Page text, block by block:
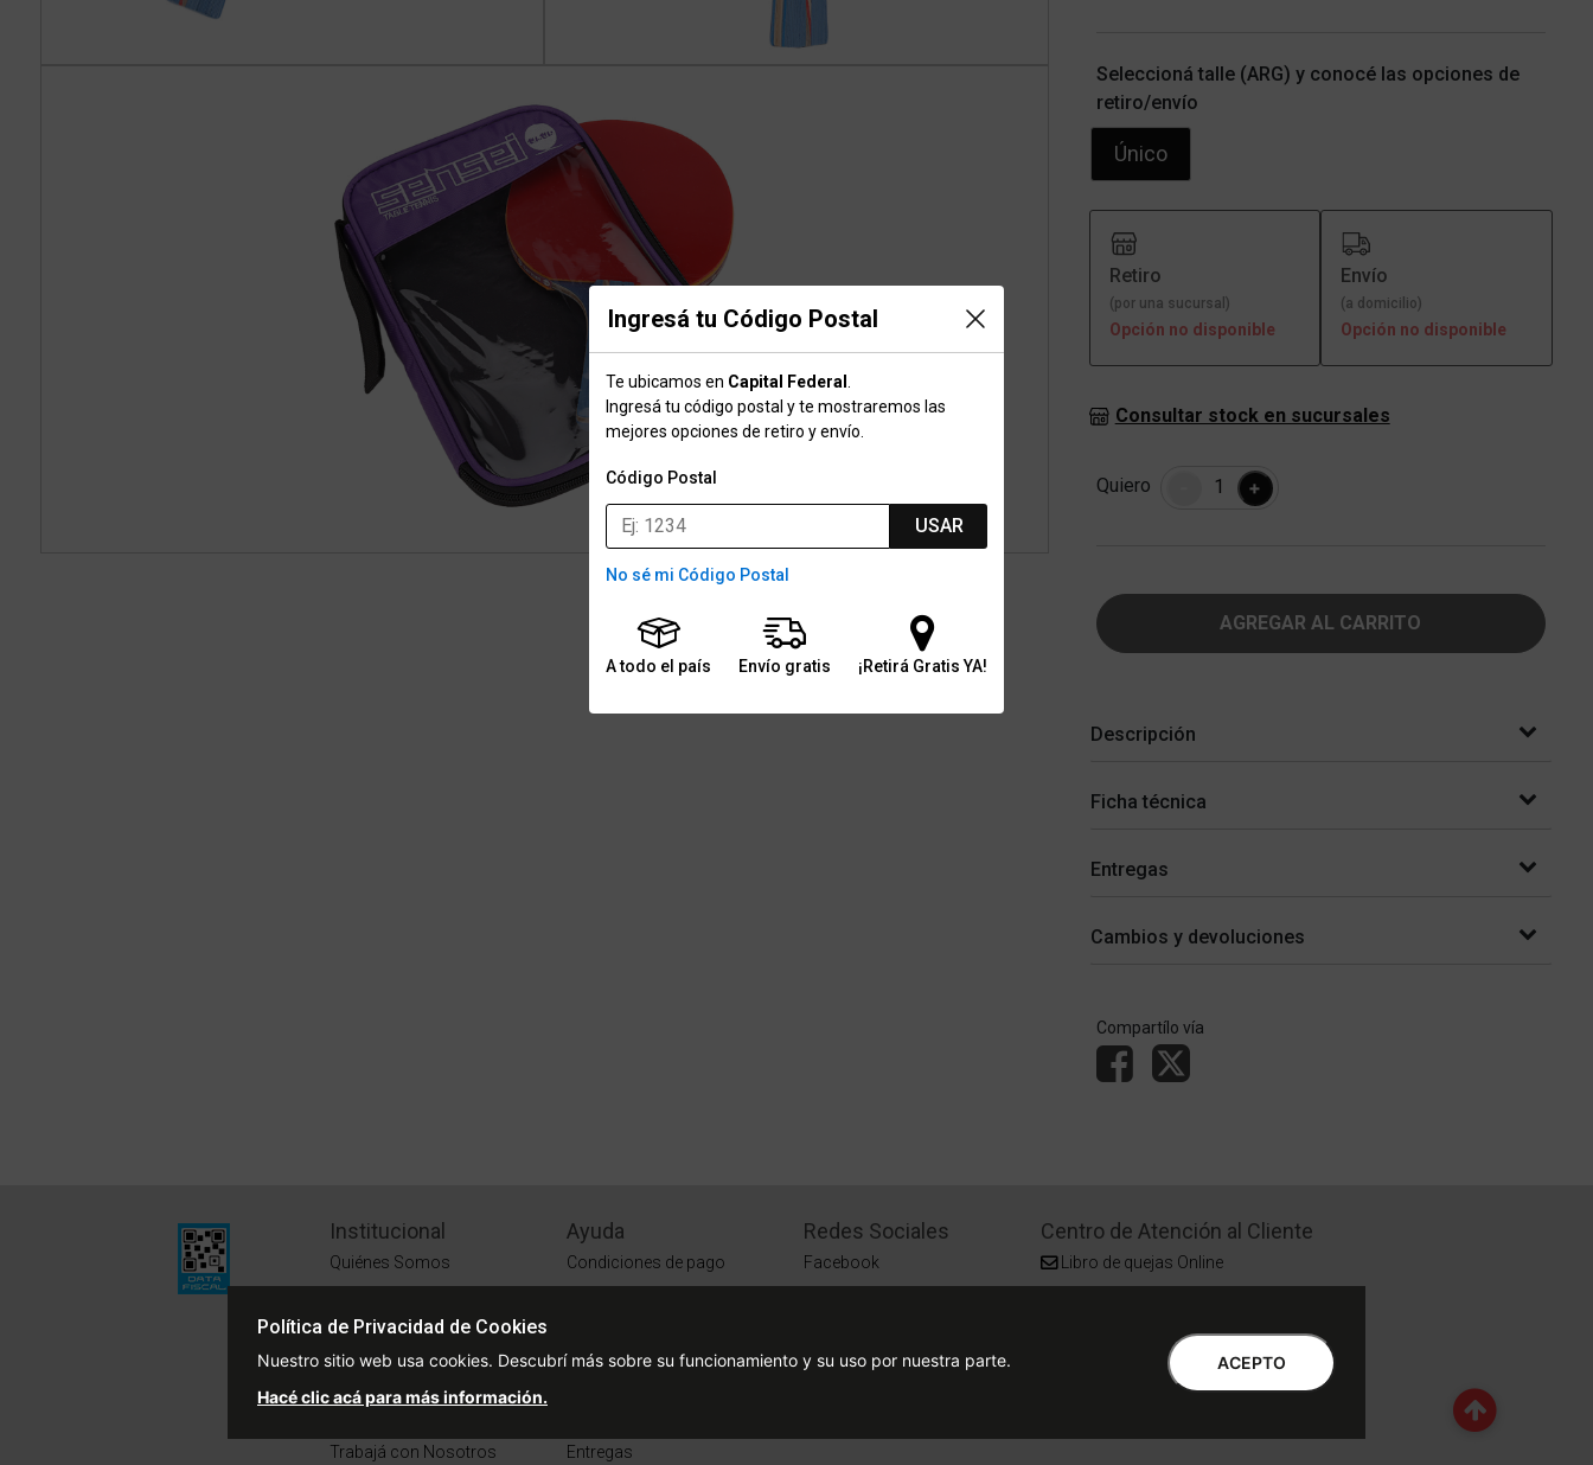
Ingresá tu Código Postal
Te ubicamos en Capital Federal
Ingresá tu código postal y te mostraremos las
mejores opciones de retiro y envío.
Código Postal
USAR
No sé mi Código Postal
A todo el país Envío gratis ¡Retirá Gratis YA!
Seleccioná talle (ARG) y conocé las opciones de
retiro/envío
Único
Retiro
(por una sucursal)
Opción no disponible
Envío
(a domicilio)
Opción no disponible
Consultar stock en sucursales
Quiero Cantidad +
AGREGAR AL CARRITO
Descripción
Ficha técnica
Entregas
Cambios y devoluciones
Compartílo vía
Institucional
Quiénes Somos
Términos y Condiciones
Trabajá con Nosotros
Ayuda
Condiciones de pago
Entregas
Redes Sociales
Facebook
Centro de Atención al Cliente
Libro de quejas Online
0810-888-3398 | Lu a Vi 9 a 18 | Sa 9 a 17
Política de Privacidad de Cookies
Nuestro sitio web usa cookies. Descubrí más sobre su funcionamiento y su uso por nuestra parte.
Hacé clic acá para más información.
ACEPTO